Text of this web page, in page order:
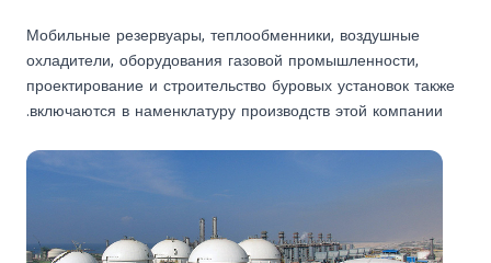
Мобильные резервуары, теплообменники, воздушные
охладители, оборудования газовой промышленности,
проектирование и строительство буровых установок также
включаются в наменклатуру производств этой компании.